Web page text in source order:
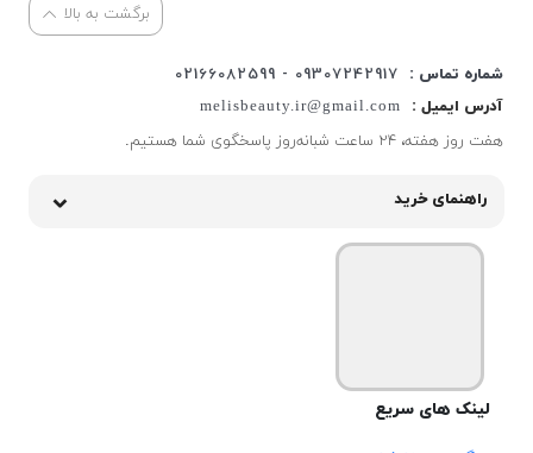
برگشت به بالا
شماره تماس :
09307242917 - 02166082599
آدرس ایمیل :
melisbeauty.ir@gmail.com
هفت روز هفته، ۲۴ ساعت شبانه‌روز پاسخگوی شما هستیم.
راهنمای خرید
لینک های سریع